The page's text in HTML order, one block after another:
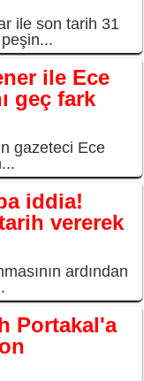
ile son tarih 31
ile Ece
geç fark
gazeteci Ece
iddia!
vererek
ardından
Portakal'a